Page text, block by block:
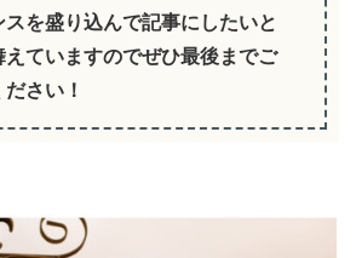
スを盛り込んで記事にしたいと
えていますのでぜひ最後までご
ださい！